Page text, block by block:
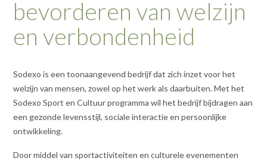
bevorderen van welzijn
en verbondenheid
Sodexo is een toonaangevend bedrijf dat zich inzet voor het
welzijn van mensen, zowel op het werk als daarbuiten. Met het
Sodexo Sport en Cultuur programma wil het bedrijf bijdragen aan
een gezonde levensstijl, sociale interactie en persoonlijke
ontwikkeling.
Door middel van sportactiviteiten en culturele evenementen